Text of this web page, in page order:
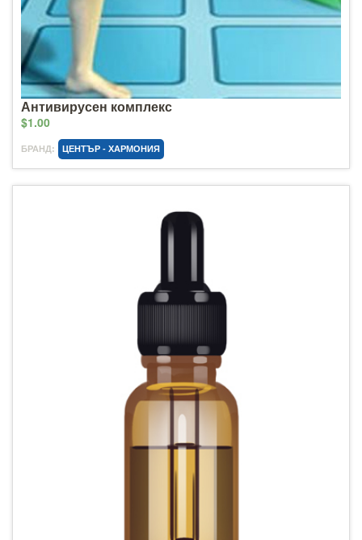
Антивирусен комплекс
$1.00
БРАНД: ЦЕНТЪР - ХАРМОНИЯ